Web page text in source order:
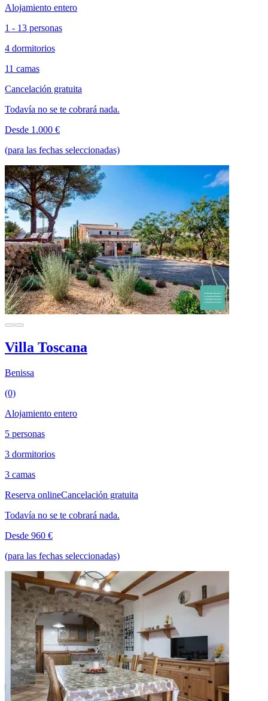
Alojamiento entero
1 - 13 personas
4 dormitorios
11 camas
Cancelación gratuita
Todavía no se te cobrará nada.
Desde 1.000 €
(para las fechas seleccionadas)
Villa Toscana
Benissa
(0)
Alojamiento entero
5 personas
3 dormitorios
3 camas
Reserva onlineCancelación gratuita
Todavía no se te cobrará nada.
Desde 960 €
(para las fechas seleccionadas)